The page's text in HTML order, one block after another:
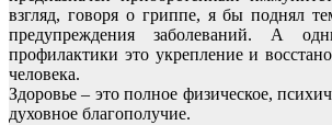
взгляд, говоря о гриппе, я бы поднял
предупреждения заболеваний. А
профилактики это укрепление и
человека.
Здоровье – это полное физическое,
духовное благополучие.